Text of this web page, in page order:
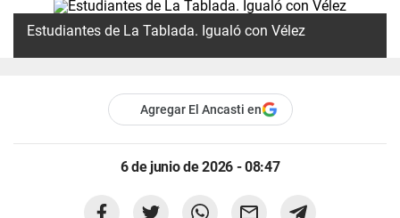
Estudiantes de La Tablada. Igualó con Vélez
Agregar El Ancasti en
6 de junio de 2026 - 08:47